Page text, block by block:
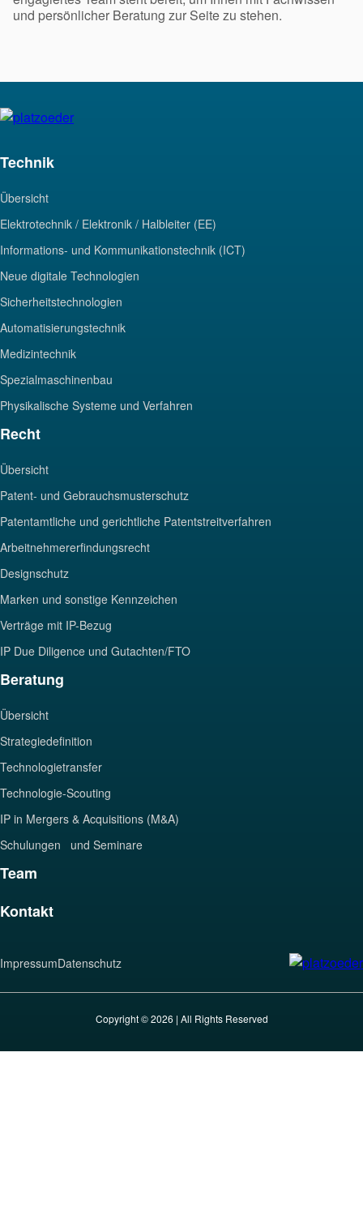
und persönlicher Beratung zur Seite zu stehen.
Technik
Übersicht
Elektrotechnik / Elektronik / Halbleiter (EE)
Informations- und Kommunikationstechnik (ICT)
Neue digitale Technologien
Sicherheitstechnologien
Automatisierungstechnik
Medizintechnik
Spezialmaschinenbau
Physikalische Systeme und Verfahren
Recht
Übersicht
Patent- und Gebrauchsmusterschutz
Patentamtliche und gerichtliche Patentstreitverfahren
Arbeitnehmererfindungsrecht
Designschutz
Marken und sonstige Kennzeichen
Verträge mit IP-Bezug
IP Due Diligence und Gutachten/FTO
Beratung
Übersicht
Strategiedefinition
Technologietransfer
Technologie-Scouting
IP in Mergers & Acquisitions (M&A)
Schulungen und Seminare
Team
Kontakt
ImpressumDatenschutz
Copyright © 2026 | All Rights Reserved